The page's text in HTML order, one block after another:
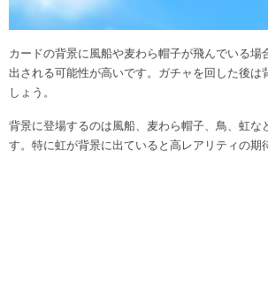
カードの背景に風船や麦わら帽子が飛んでいる場
出される可能性が高いです。ガチャを回した後は
しょう。
背景に登場するのは風船、麦わら帽子、鳥、虹な
す。特に虹が背景に出ていると高レアリティの期